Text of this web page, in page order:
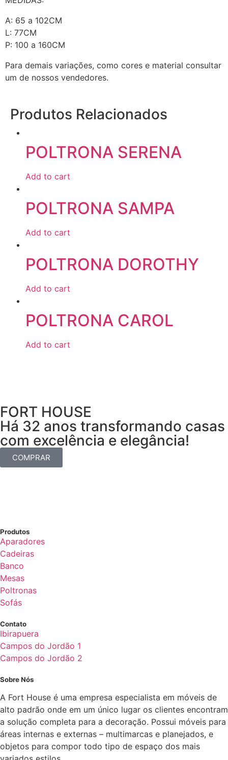
A: 65 a 102CM
L: 77CM
P: 100 a 160CM
Para demais variações, como cores e material consultar
um de nossos vendedores.
Produtos Relacionados
POLTRONA SERENA
Add to cart
POLTRONA SAMPA
Add to cart
POLTRONA DOROTHY
Add to cart
POLTRONA CAROL
Add to cart
FORT HOUSE
Há 32 anos transformando casas
com excelência e elegância!
COMPRAR
Produtos
Aparadores
Cadeiras
Banco
Mesas
Poltronas
Sofás
Contato
Ibirapuera
Campos do Jordão 1
Campos do Jordão 2
Sobre Nós
A Fort House é uma empresa especialista em móveis de
alto padrão onde em um único lugar os clientes encontram
a solução completa para a decoração. Possui móveis para
áreas internas e externas – multimarcas e planejados, e
objetos para compor todo tipo de espaço dos mais